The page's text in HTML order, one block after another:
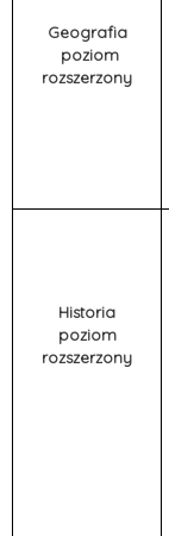
Geografia
poziom
rozszerzony
Historia
poziom
rozszerzony